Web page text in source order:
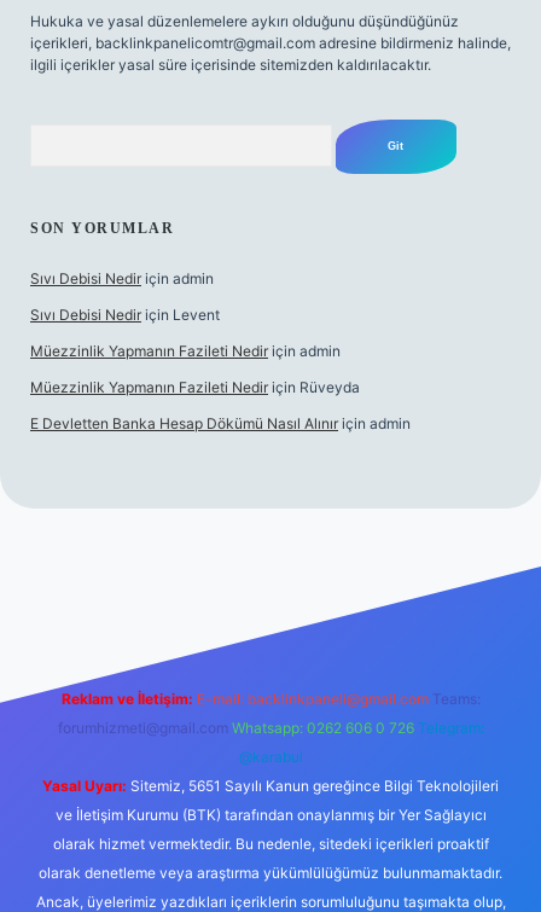
Hukuka ve yasal düzenlemelere aykırı olduğunu düşündüğünüz
içerikleri, backlinkpanelicomtr@gmail.com adresine bildirmeniz halinde,
ilgili içerikler yasal süre içerisinde sitemizden kaldırılacaktır.
SON YORUMLAR
Sıvı Debisi Nedir için admin
Sıvı Debisi Nedir için Levent
Müezzinlik Yapmanın Fazileti Nedir için admin
Müezzinlik Yapmanın Fazileti Nedir için Rüveyda
E Devletten Banka Hesap Dökümü Nasıl Alınır için admin
Reklam ve İletişim: E-mail: backlinkpaneli@gmail.com Teams:
forumhizmeti@gmail.com Whatsapp: 0262 606 0 726 Telegram:
@karabul
Yasal Uyarı: Sitemiz, 5651 Sayılı Kanun gereğince Bilgi Teknolojileri
ve İletişim Kurumu (BTK) tarafından onaylanmış bir Yer Sağlayıcı
olarak hizmet vermektedir. Bu nedenle, sitedeki içerikleri proaktif
olarak denetleme veya araştırma yükümlülüğümüz bulunmamaktadır.
Ancak, üyelerimiz yazdıkları içeriklerin sorumluluğunu taşımakta olup,